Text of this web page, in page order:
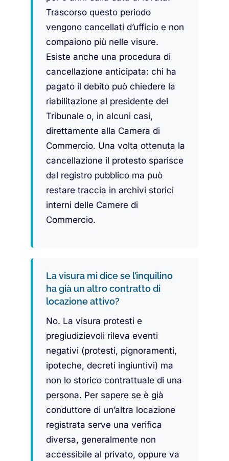
Trascorso questo periodo
vengono cancellati d’ufficio e non
compaiono più nelle visure.
Esiste anche una procedura di
cancellazione anticipata: chi ha
pagato il debito può chiedere la
riabilitazione al presidente del
Tribunale o, in alcuni casi,
direttamente alla Camera di
Commercio. Una volta ottenuta la
cancellazione il protesto sparisce
dal registro pubblico ma può
restare traccia in archivi storici
interni delle Camere di
Commercio.
La visura mi dice se l’inquilino
ha già un altro contratto di
locazione attivo?
No. La visura protesti e
pregiudizievoli rileva eventi
negativi (protesti, pignoramenti,
ipoteche, decreti ingiuntivi) ma
non lo storico contrattuale di una
persona. Per sapere se è già
conduttore di un’altra locazione
registrata serve una verifica
diversa, generalmente non
accessibile al privato, oppure va